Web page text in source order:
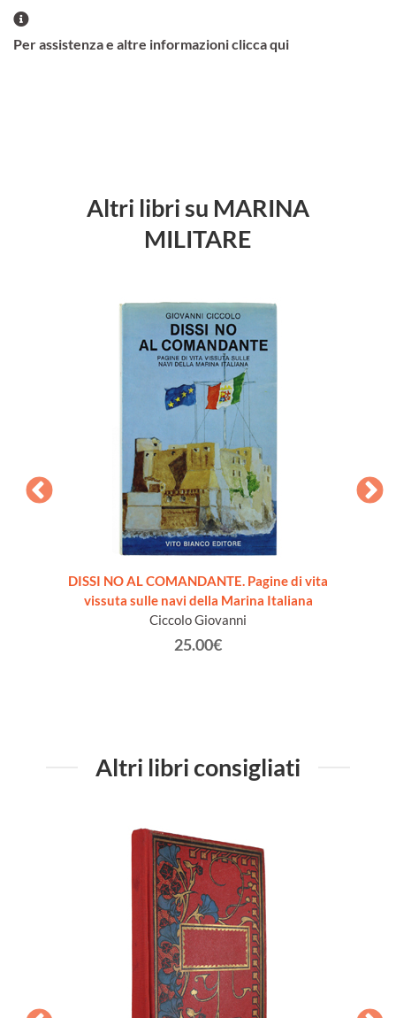
Per assistenza e altre informazioni clicca qui
Altri libri su MARINA
MILITARE
DISSI NO AL COMANDANTE. Pagine di vita
vissuta sulle navi della Marina Italiana
Ciccolo Giovanni
25.00€
Altri libri consigliati